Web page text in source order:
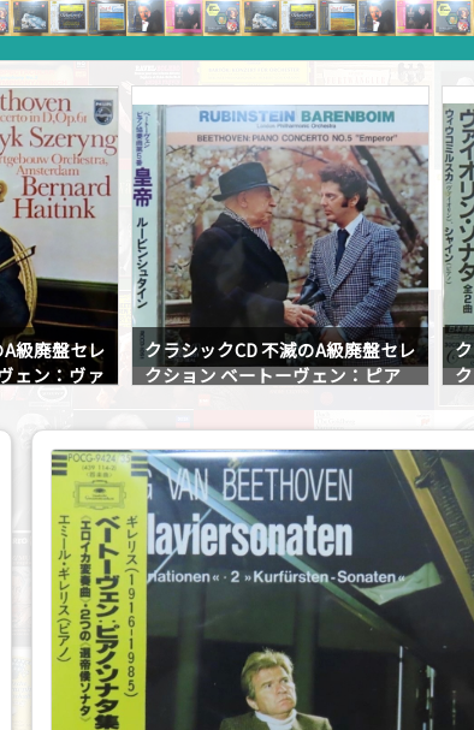
級廃盤セレ
ェン：ヴァ
クラシックCD 不滅のA級廃盤セレ
クション ベートーヴェン：ピア